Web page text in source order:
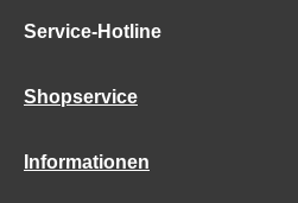
Service-Hotline
Shopservice
Informationen